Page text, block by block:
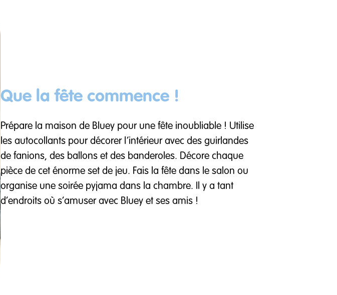
Que la fête commence !
Prépare la maison de Bluey pour une fête inoubliable ! Utilise
les autocollants pour décorer l’intérieur avec des guirlandes
de fanions, des ballons et des banderoles. Décore chaque
pièce de cet énorme set de jeu. Fais la fête dans le salon ou
organise une soirée pyjama dans la chambre. Il y a tant
d’endroits où s’amuser avec Bluey et ses amis !